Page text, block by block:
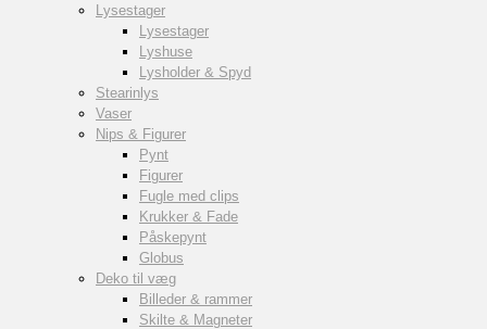
Lysestager
Lysestager
Lyshuse
Lysholder & Spyd
Stearinlys
Vaser
Nips & Figurer
Pynt
Figurer
Fugle med clips
Krukker & Fade
Påskepynt
Globus
Deko til væg
Billeder & rammer
Skilte & Magneter